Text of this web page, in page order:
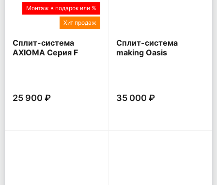
Монтаж в подарок или %
Хит продаж
Сплит-система
AXIOMA Серия F
25 900 ₽
Сплит-система
making Oasis
35 000 ₽